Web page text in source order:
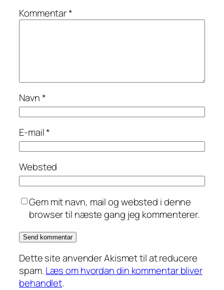
Kommentar*
Navn*
E-mail*
Websted
Gem mit navn, mail og websted i denne
browser til næste gang jeg kommenterer.
Dette site anvender Akismet til at reducere
spam.Læs om hvordan din kommentar bliver
behandlet.